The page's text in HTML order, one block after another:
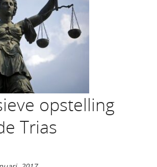
opstelling
Trias